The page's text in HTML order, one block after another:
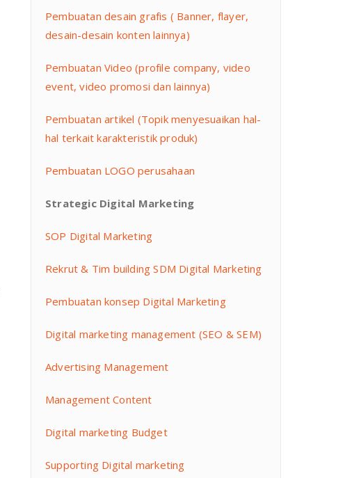
Pembuatan desain grafis ( Banner, flayer,
desain-desain konten lainnya)
Pembuatan Video (profile company, video
event, video promosi dan lainnya)
Pembuatan artikel (Topik menyesuaikan hal-
hal terkait karakteristik produk)
Pembuatan LOGO perusahaan
Strategic Digital Marketing
SOP Digital Marketing
Rekrut & Tim building SDM Digital Marketing
Pembuatan konsep Digital Marketing
Digital marketing management (SEO & SEM)
Advertising Management
Management Content
Digital marketing Budget
Supporting Digital marketing